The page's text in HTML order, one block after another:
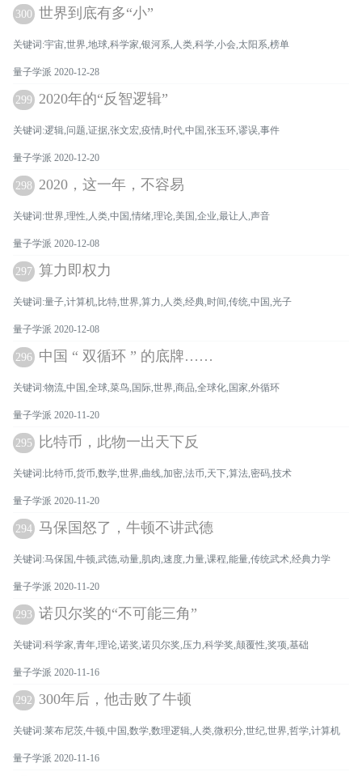
300 世界到底有多“小”
关键词:宇宙,世界,地球,科学家,银河系,人类,科学,小会,太阳系,榜单
量子学派 2020-12-28
299 2020年的“反智逻辑”
关键词:逻辑,问题,证据,张文宏,疫情,时代,中国,张玉环,谬误,事件
量子学派 2020-12-20
298 2020，这一年，不容易
关键词:世界,理性,人类,中国,情绪,理论,美国,企业,最让人,声音
量子学派 2020-12-08
297 算力即权力
关键词:量子,计算机,比特,世界,算力,人类,经典,时间,传统,中国,光子
量子学派 2020-12-08
296 中国 “ 双循环 ” 的底牌……
关键词:物流,中国,全球,菜鸟,国际,世界,商品,全球化,国家,外循环
量子学派 2020-11-20
295 比特币，此物一出天下反
关键词:比特币,货币,数学,世界,曲线,加密,法币,天下,算法,密码,技术
量子学派 2020-11-20
294 马保国怒了，牛顿不讲武德
关键词:马保国,牛顿,武德,动量,肌肉,速度,力量,课程,能量,传统武术,经典力学
量子学派 2020-11-20
293 诺贝尔奖的“不可能三角”
关键词:科学家,青年,理论,诺奖,诺贝尔奖,压力,科学奖,颠覆性,奖项,基础
量子学派 2020-11-16
292 300年后，他击败了牛顿
关键词:莱布尼茨,牛顿,中国,数学,数理逻辑,人类,微积分,世纪,世界,哲学,计算机
量子学派 2020-11-16